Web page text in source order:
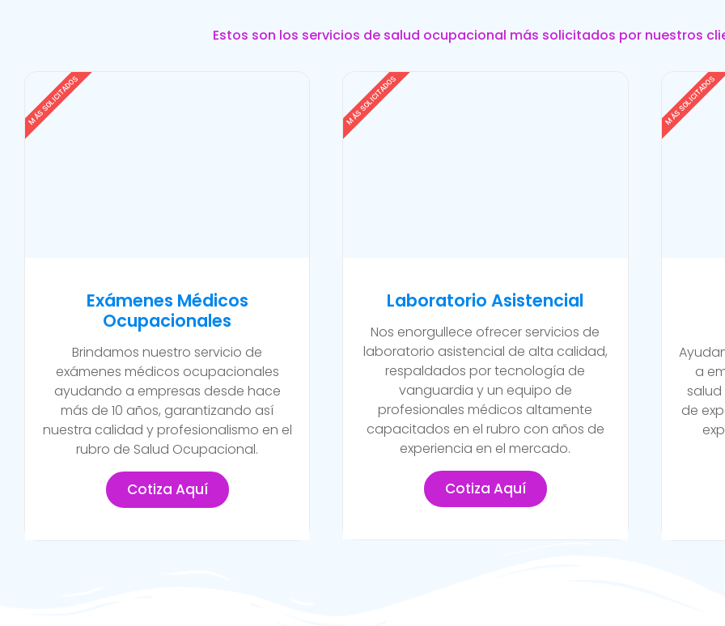
Estos son los servicios de salud ocupacional más solicitados por nuestros
Exámenes Médicos
Ocupacionales
Brindamos nuestro servicio de
exámenes médicos ocupacionales
ayudando a empresas desde hace
más de 10 años, garantizando así
nuestra calidad y profesionalismo en el
rubro de Salud Ocupacional.
Cotiza Aquí
MÁS SOLICITADOS
Laboratorio Asistencial
Nos enorgullece ofrecer servicios de
laboratorio asistencial de alta calidad,
respaldados por tecnología de
vanguardia y un equipo de
profesionales médicos altamente
capacitados en el rubro con años de
experiencia en el mercado.
Cotiza Aquí
MÁS SOLICITADOS
a
de
MÁS SOLICITADOS